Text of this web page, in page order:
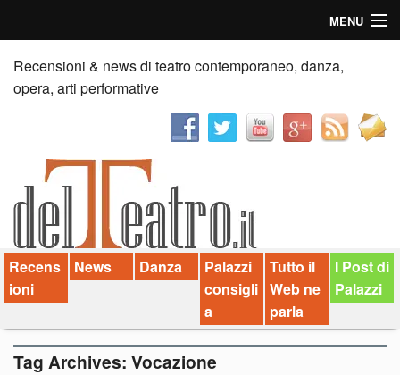
MENU
Home
Recensioni
News
Palazzi consiglia
Video
Chi siamo
Contatti
Recensioni & news di teatro contemporaneo, danza,
opera, arti performative
Recens
ioni
News Danza
Palazzi
consigli
a
Tutto il
Web ne
parla
I Post di
Palazzi
Tag Archives: Vocazione